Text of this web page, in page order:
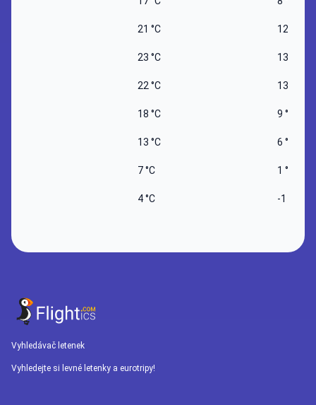
21 °C 12 °C
23 °C 13 °C
22 °C 13 °C
18 °C 9 °C
13 °C 6 °C
7 °C 1 °C
4 °C -1 °C
Vyhledávač letenek
Vyhledejte si levné letenky a eurotripy!